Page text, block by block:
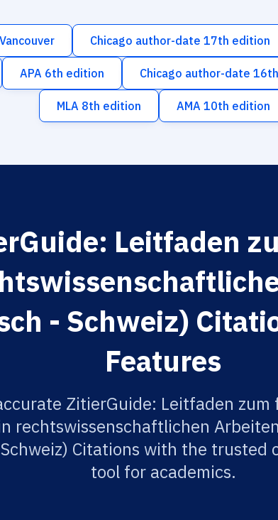
Vancouver Chicago author-date 17th edition
APA 6th edition Chicago author-date
MLA 8th edition AMA 10th edition
Leitfaden
- Schweiz)
Features
ZitierGuide: Leitfaden
rechtswissenschaftlichen
Citations with the trusted
tool for academics.